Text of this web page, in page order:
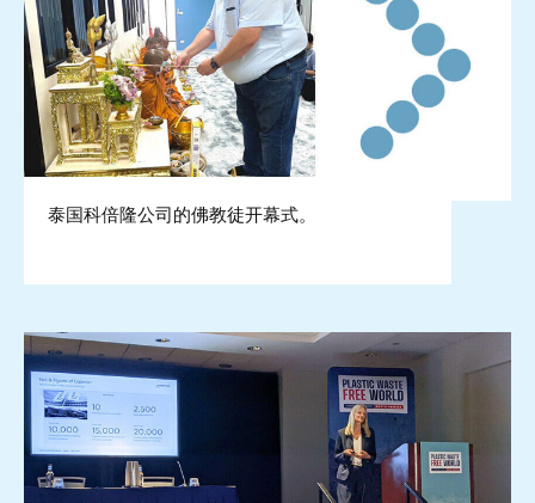
泰国科倍隆公司的佛教徒开幕式。